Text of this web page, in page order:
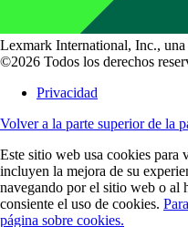
Lexmark International, Inc.,
©2026 Todos los derechos
Privacidad
Volver a la parte superior de la
Este sitio web usa cookies para
incluyen la mejora de su
navegando por el sitio web o al
consiente el uso de cookies.
página sobre cookies.